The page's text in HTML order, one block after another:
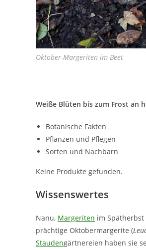
Oktober-Margeriten im Beet
Weiße Blüten bis zum Frost an
Botanische Fakten
Pflanzen und Pflegen
Sorten und Nachbarn
Keine Produkte gefunden.
Wissenswertes
Nanu, Margeriten im
prächtige Oktobermargerite (
Staudengärtnereien haben sie